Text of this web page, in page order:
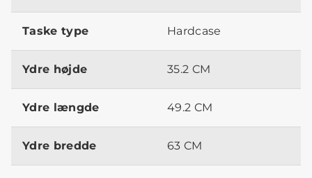
Taske type Hardcase
Ydre højde 35.2 CM
Ydre længde 49.2 CM
Ydre bredde 63 CM